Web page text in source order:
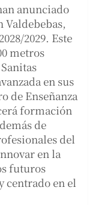
anunciado
Valdebebas,
2029. Este
metros
en sus
de Enseñanza
formación
de
del
en la
futuros
centrado en el